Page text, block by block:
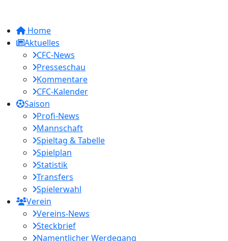
Home
Aktuelles
CFC-News
Presseschau
Kommentare
CFC-Kalender
Saison
Profi-News
Mannschaft
Spieltag & Tabelle
Spielplan
Statistik
Transfers
Spielerwahl
Verein
Vereins-News
Steckbrief
Namentlicher Werdegang